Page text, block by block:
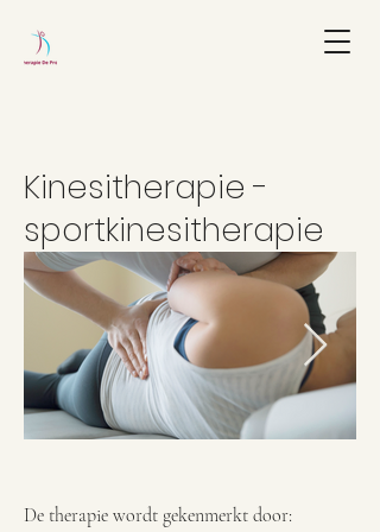
Kinesitherapie -
sportkinesitherapie
De therapie wordt gekenmerkt door: